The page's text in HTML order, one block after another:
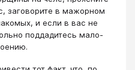
заговорите в мажорном
и если в вас не
поддадитесь мало-